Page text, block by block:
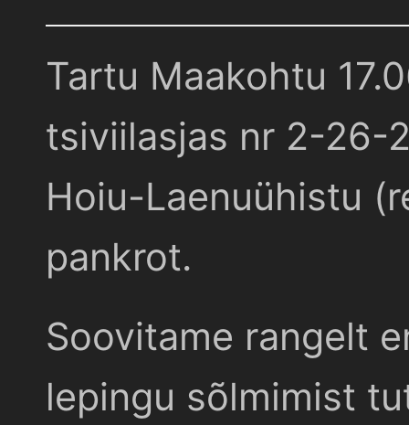
Tartu Maakohtu
tsiviilasjas nr 2-26-
Hoiu-Laenuühistu
pankrot.
Soovitame rangelt
lepingu sõlmimist